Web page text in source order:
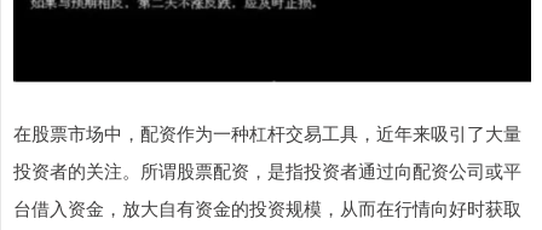
在股票市场中，配资作为一种杠杆交易工具，近年来吸引了大量
投资者的关注。所谓股票配资，是指投资者通过向配资公司或平
台借入资金，放大自有资金的投资规模，从而在行情向好时获取